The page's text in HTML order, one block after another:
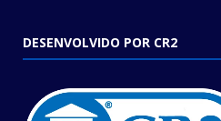
DESENVOLVIDO POR CR2